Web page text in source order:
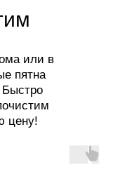
или в
пятна
Быстро
цену!